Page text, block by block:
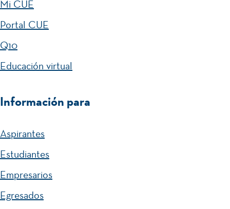
Mi CUE
Portal CUE
Q10
Educación virtual
Información para
Aspirantes
Estudiantes
Empresarios
Egresados